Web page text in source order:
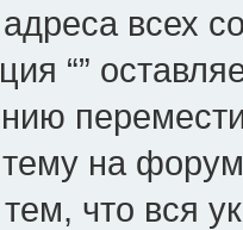
всех
“”
на
что вся